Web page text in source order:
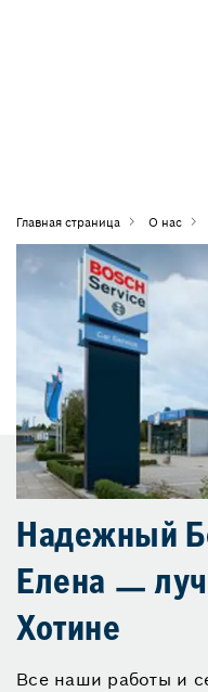
Главная страница О нас
Надежный
Елена ㅡ
Хотине
Все наши работы и